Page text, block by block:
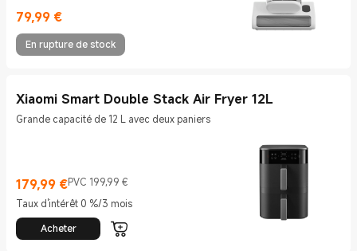
79,99 €
Current Price €79.99
En rupture de stock
Xiaomi Smart Double Stack Air Fryer 12L
Grande capacité de 12 L avec deux paniers
179,99 €
Current Price €179.99
PVC 199,99 €
Prix de vente 199,99 €
Taux d'intérêt 0 %/3 mois
Acheter